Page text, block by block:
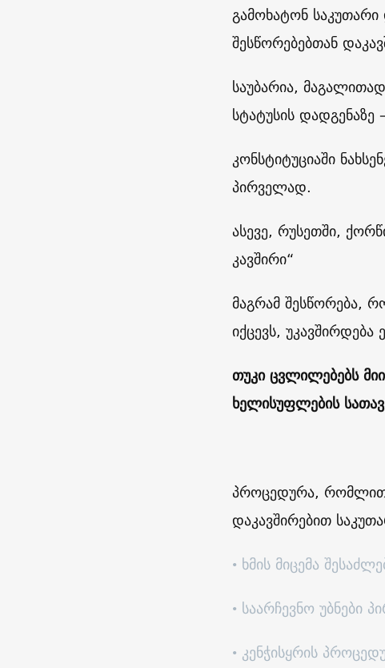
გამოხატონ
შესწორებებთან
საუბარია,
სტატუსის დადგენაზე
კონსტიტუციაში
პირველად.
ასევე, რუსეთში,
კავშირი“
მაგრამ შესწორება,
იქცევს,
თუკი ცვლილებებს
ხელისუფლების
პროცედურა,
დაკავშირებით
• ხმის მიცემა
• საარჩევნო უბნები
• კენჭისყრის